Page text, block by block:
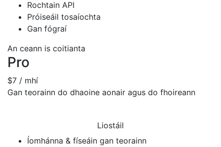
Rochtain API
Próiseáil tosaíochta
Gan fógraí
An ceann is coitianta
Pro
$7 / mhí
Gan teorainn do dhaoine aonair agus do fhoireann
Liostáil
Íomhánna & físeáin gan teorainn